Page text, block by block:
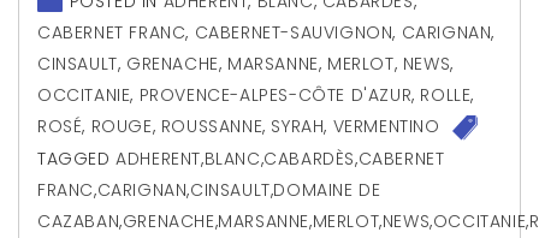
CABERNET FRANC, CABERNET-SAUVIGNON, CARIGNAN,
CINSAULT, GRENACHE, MARSANNE, MERLOT, NEWS,
OCCITANIE, PROVENCE-ALPES-CÔTE D'AZUR, ROLLE,
ROSÉ, ROUGE, ROUSSANNE, SYRAH, VERMENTINO
TAGGEDADHERENT,BLANC,CABARDÈS,CABERNET
FRANC,CARIGNAN,CINSAULT,DOMAINE DE
CAZABAN,GRENACHE,MARSANNE,MERLOT,NEWS,OCCITANIE,